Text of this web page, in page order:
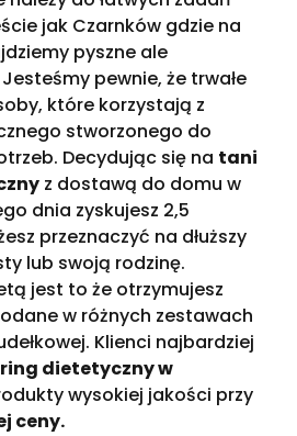
jak Czarnków gdzie na
pyszne ale
pewnie, że trwałe
które korzystają z
stworzonego do
Decydując się na tani
z dostawą do domu w
dnia zyskujesz 2,5
przeznaczyć na dłuższy
lub swoją rodzinę.
jest to że otrzymujesz
w różnych zestawach
Klienci najbardziej
dietetyczny w
wysokiej jakości przy
ceny.